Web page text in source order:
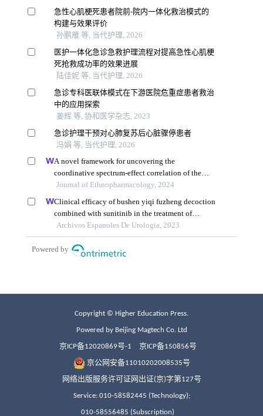
Copyright © Higher Education Press.
Powered by Beijing Magtech Co. Ltd
京ICP备12020869号-1 京ICP备150856号
京公网安备11010202008535号
网络出版服务许可证网出证(京)字第127号
Service: 010-58582445 (Technology);
010-58556485 (Subscription)